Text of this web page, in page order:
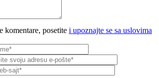
komentare, posetite i upoznajte se sa uslovima